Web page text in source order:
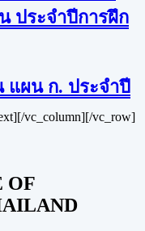
ประจำปีการฝึก
ผน ก. ประจำปี
vc_column][/vc_row]
OF